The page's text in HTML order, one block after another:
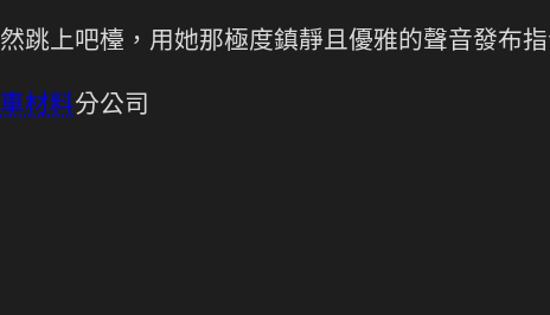
跳上吧檯，用她那極度鎮靜且優雅的聲音發布
材料分公司